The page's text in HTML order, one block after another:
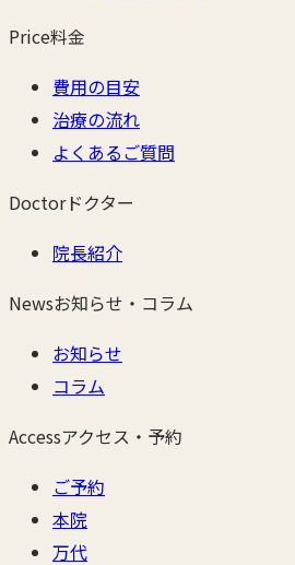
Price料金
費用の目安
治療の流れ
よくあるご質問
Doctorドクター
院長紹介
Newsお知らせ・コラム
お知らせ
コラム
Accessアクセス・予約
ご予約
本院
万代